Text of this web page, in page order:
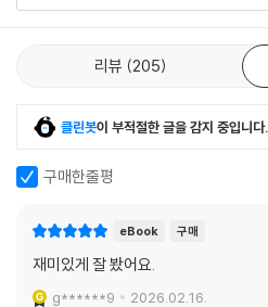
리뷰 205
클린봇이 부적절한 글을 감지 중입니다.
구매한줄평
eBook 구매
재미있게 잘 봤어요.
g******9 2026.02.16.